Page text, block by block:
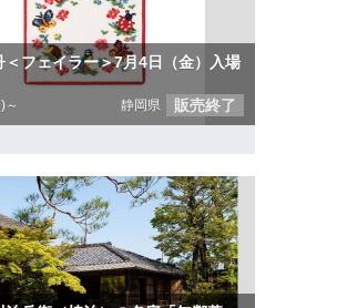
＜フェイラー＞7月4日（金）入場
～ 静岡県 販売終了